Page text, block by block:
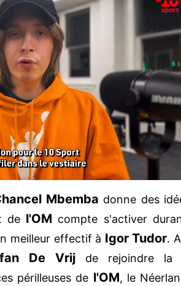
Mbemba donne des
de l'OM compte s'activer
meilleur effectif à Igor Tudor.
De Vrij de rejoindre la
périlleuses de l'OM, le